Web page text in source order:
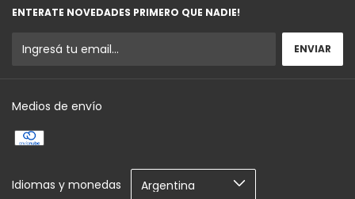
ENTERATE NOVEDADES PRIMERO QUE NADIE!
Medios de envío
Idiomas y monedas